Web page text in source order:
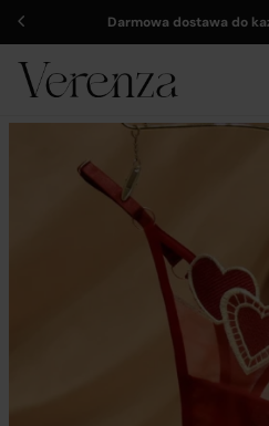
Darmowa dostawa do